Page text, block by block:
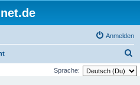
Anmelden
u
Sprache: